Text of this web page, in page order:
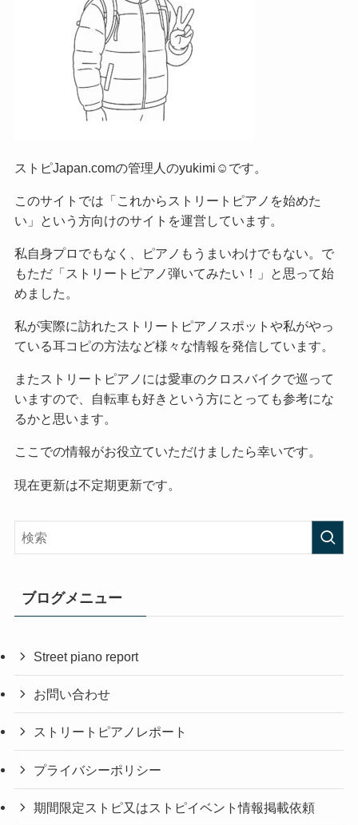
ストピJapan.comの管理人のyukimi☺です。
このサイトでは「これからストリートピアノを始めた
い」という方向けのサイトを運営しています。
私自身プロでもなく、ピアノもうまいわけでもない。で
もただ「ストリートピアノ弾いてみたい！」と思って始
めました。
私が実際に訪れたストリートピアノスポットや私がやっ
ている耳コピの方法など様々な情報を発信しています。
またストリートピアノには愛車のクロスバイクで巡って
いますので、自転車も好きという方にとっても参考にな
るかと思います。
ここでの情報がお役立ていただけましたら幸いです。
現在更新は不定期更新です。
ブログメニュー
Street piano report
お問い合わせ
ストリートピアノレポート
プライバシーポリシー
期間限定ストピ又はストピイベント情報掲載依頼